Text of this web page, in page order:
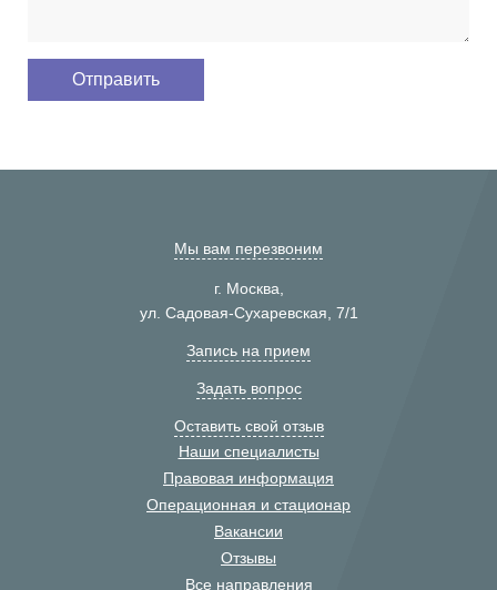
Мы вам перезвоним
г. Москва,
ул. Садовая-Сухаревская, 7/1
Запись на прием
Задать вопрос
Оставить свой отзыв
Наши специалисты
Правовая информация
Операционная и стационар
Вакансии
Отзывы
Все направления